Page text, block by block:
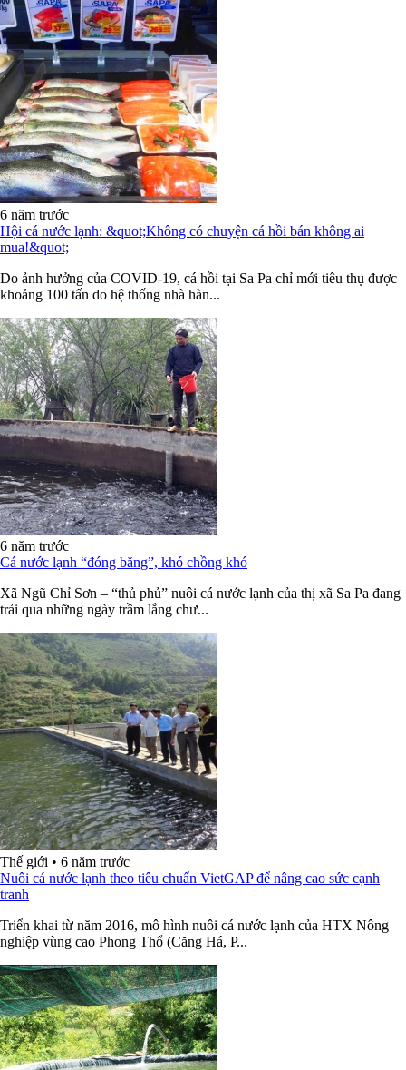
6 năm trước
Hội cá nước lạnh: &quot;Không có chuyện cá hồi bán không ai
mua!&quot;
Do ảnh hưởng của COVID-19, cá hồi tại Sa Pa chỉ mới tiêu thụ được
khoảng 100 tấn do hệ thống nhà hàn...
6 năm trước
Cá nước lạnh “đóng băng”, khó chồng khó
Xã Ngũ Chỉ Sơn – “thủ phủ” nuôi cá nước lạnh của thị xã Sa Pa đang
trải qua những ngày trầm lắng chư...
Thế giới • 6 năm trước
Nuôi cá nước lạnh theo tiêu chuẩn VietGAP để nâng cao sức cạnh
tranh
Triển khai từ năm 2016, mô hình nuôi cá nước lạnh của HTX Nông
nghiệp vùng cao Phong Thổ (Căng Há, P...